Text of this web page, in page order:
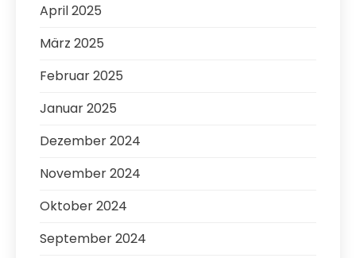
April 2025
März 2025
Februar 2025
Januar 2025
Dezember 2024
November 2024
Oktober 2024
September 2024